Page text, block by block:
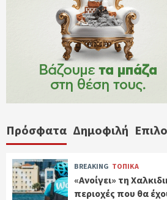
Πρόσφατα Δημοφιλή
BREAKING ΤΟΠΙΚΑ
«Ανοίγει» τη
περιοχές που θα